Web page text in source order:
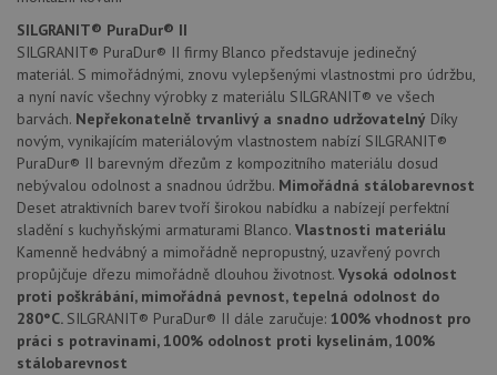
SILGRANIT® PuraDur® II
SILGRANIT® PuraDur® II firmy Blanco představuje jedinečný
materiál. S mimořádnými, znovu vylepšenými vlastnostmi pro údržbu,
a nyní navíc všechny výrobky z materiálu SILGRANIT® ve všech
barvách. Nepřekonatelně trvanlivý a snadno udržovatelný Díky
novým, vynikajícím materiálovým vlastnostem nabízí SILGRANIT®
PuraDur® II barevným dřezům z kompozitního materiálu dosud
nebývalou odolnost a snadnou údržbu. Mimořádná stálobarevnost
Deset atraktivních barev tvoří širokou nabídku a nabízejí perfektní
sladění s kuchyňskými armaturami Blanco. Vlastnosti materiálu
Kamenně hedvábný a mimořádně nepropustný, uzavřený povrch
propůjčuje dřezu mimořádně dlouhou životnost. Vysoká odolnost
proti poškrábání, mimořádná pevnost, tepelná odolnost do
280°C. SILGRANIT® PuraDur® II dále zaručuje: 100% vhodnost pro
práci s potravinami, 100% odolnost proti kyselinám, 100%
stálobarevnost
Nezbytně nutné soubory
Výkonové soubory
Soubory cílení
Funkční soubory
Nezařazené soubory
Nezbytně nutné soubory cookie umožňují základní
funkce webových stránek, jako je přihlášení
uživatele a správa účtu. Webové stránky nelze bez
nezbytně nutných souborů cookie správně používat.
Název
Poskytovatel
/